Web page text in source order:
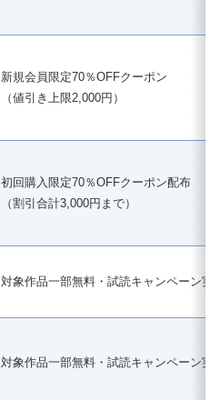
新規会員限定70％OFFクーポン
（値引き上限2,000円）
初回購入限定70％OFFクーポン配布
（割引合計3,000円まで）
対象作品一部無料・試読キャンペーン実
対象作品一部無料・試読キャンペーン実